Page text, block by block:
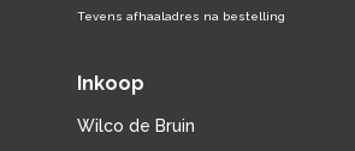
Tevens afhaaladres na bestelling
Inkoop
Wilco de Bruin